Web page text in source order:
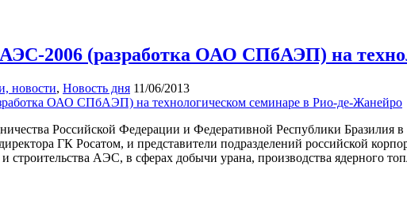
АЭС-2006 (разработка ОАО СПбАЭП) на
новости, Новость дня 11/06/2013
Российской Федерации и Федеративной Республики
ГК Росатом, и представители подразделений российской
строительства АЭС, в сферах добычи урана, производства ядерного